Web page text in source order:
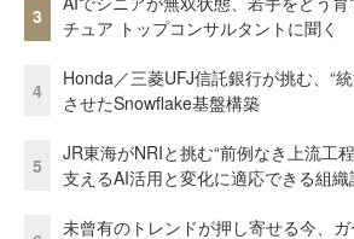
3
チュア トップコンサルタントに聞く
4
Honda／三菱UFJ信託銀行が挑む、“
させたSnowflake基盤構築
5
JR東海がNRIと挑む“前例なき上流工
支えるAI活用と変化に適応できる組織
未曾有のトレンドが押し寄せる今、